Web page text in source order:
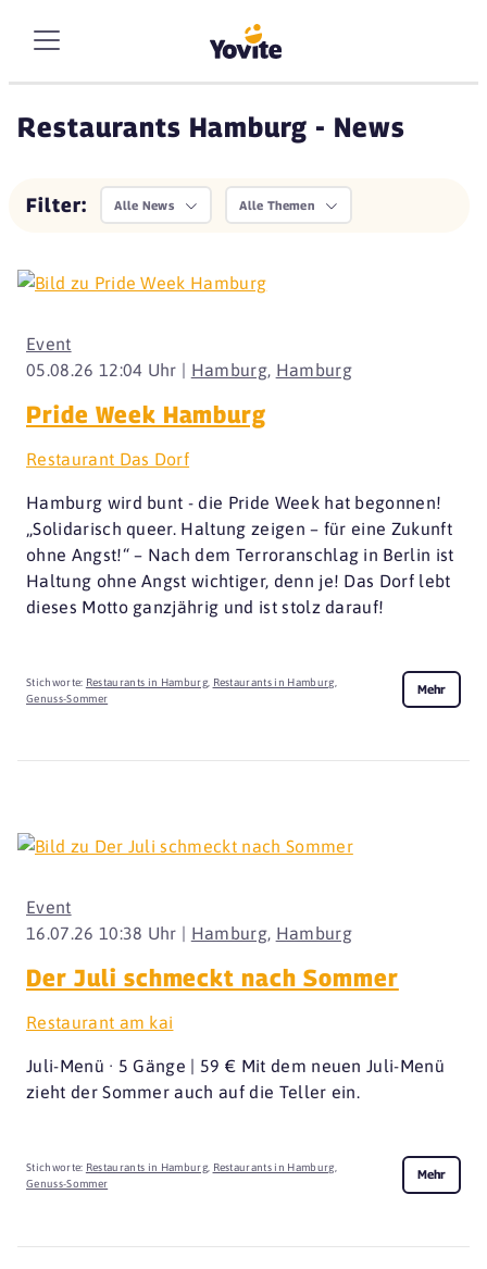
Restaurants Hamburg - News
Filter: Alle News Alle Themen
05.08.26 12:04 Uhr | Hamburg, Hamburg
Event
Pride Week Hamburg
Restaurant Das Dorf
Hamburg wird bunt - die Pride Week hat begonnen!
„Solidarisch queer. Haltung zeigen – für eine Zukunft
ohne Angst!“ – Nach dem Terroranschlag in Berlin ist
Haltung ohne Angst wichtiger, denn je! Das Dorf lebt
dieses Motto ganzjährig und ist stolz darauf!
Stichworte: Restaurants in Hamburg, Restaurants in Hamburg
Genuss-Sommer
Mehr
16.07.26 10:38 Uhr | Hamburg, Hamburg
Event
Der Juli schmeckt nach Sommer
Restaurant am kai
Juli-Menü · 5 Gänge | 59 € Mit dem neuen Juli-Menü
zieht der Sommer auch auf die Teller ein.
Stichworte: Restaurants in Hamburg, Restaurants in Hamburg
Genuss-Sommer
Mehr